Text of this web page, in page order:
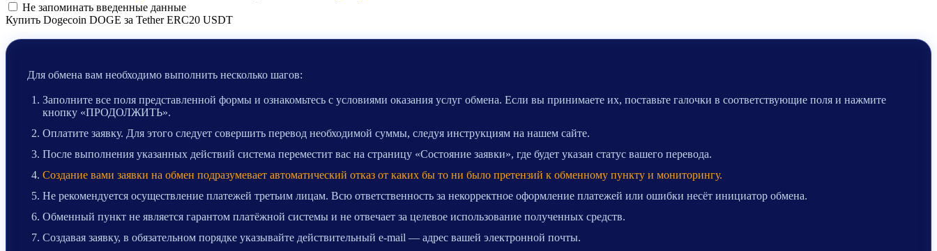
Не запоминать введенные данные
Купить Dogecoin DOGE за Tether ERC20 USDT
Для обмена вам необходимо выполнить несколько шагов:
Заполните все поля представленной формы и ознакомьтесь с условиями оказания услуг обмена. Если вы принимаете их, поставьте галочки в соответствующие поля и нажмите
кнопку «ПРОДОЛЖИТЬ».
Оплатите заявку. Для этого следует совершить перевод необходимой суммы, следуя инструкциям на нашем сайте.
После выполнения указанных действий система переместит вас на страницу «Состояние заявки», где будет указан статус вашего перевода.
Создание вами заявки на обмен подразумевает автоматический отказ от каких бы то ни было претензий к обменному пункту и мониторингу.
Не рекомендуется осуществление платежей третьим лицам. Всю ответственность за некорректное оформление платежей или ошибки несёт инициатор обмена.
Обменный пункт не является гарантом платёжной системы и не отвечает за целевое использование полученных средств.
Создавая заявку, в обязательном порядке указывайте действительный e-mail — адрес вашей электронной почты.